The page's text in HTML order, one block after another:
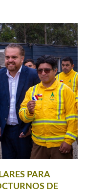
PARA
DE